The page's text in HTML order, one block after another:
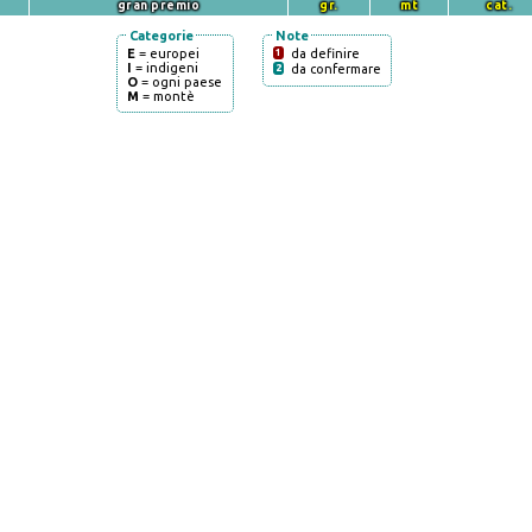
gran premio gr. mt cat.
Categorie
E = europei
= indigeni
O = ogni paese
M = montè
Note
1 da definire
2 da confermare